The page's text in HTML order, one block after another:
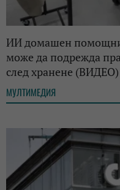
ИИ домашен
може да подрежда
след хранене (ВИДЕО)
МУЛТИМЕДИЯ